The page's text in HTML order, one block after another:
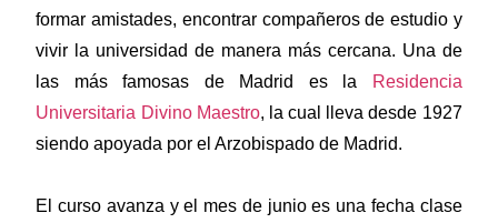
formar amistades, encontrar compañeros de estudio y
vivir la universidad de manera más cercana. Una de
las más famosas de Madrid es la
Residencia
Universitaria Divino Maestro, la cual lleva desde 1927
siendo apoyada por el Arzobispado de Madrid.
El curso avanza y el mes de junio es una fecha clase